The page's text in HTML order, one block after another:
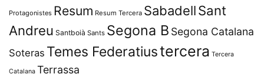
Protagonistes Resum Resum Tercera SabadellSant
Andreu Santboià Sants Segona B Segona Catalana
Soteras Temes Federatiustercera Tercera
Catalana Terrassa